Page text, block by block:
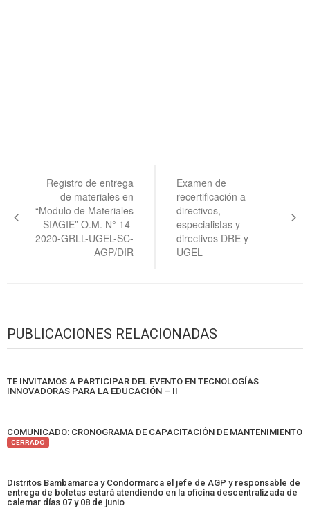
entradas
Registro de entrega
de materiales en
“Modulo de Materiales
SIAGIE” O.M. N° 14-
2020-GRLL-UGEL-SC-
AGP/DIR
Examen de
recertificación a
directivos,
especialistas y
directivos DRE y
UGEL
PUBLICACIONES RELACIONADAS
TE INVITAMOS A PARTICIPAR DEL EVENTO EN TECNOLOGÍAS
INNOVADORAS PARA LA EDUCACIÓN – II
COMUNICADO: CRONOGRAMA DE CAPACITACIÓN DE MANTENIMIENTO
CERRADO
Distritos Bambamarca y Condormarca el jefe de AGP y responsable de
entrega de boletas estará atendiendo en la oficina descentralizada de
calemar días 07 y 08 de junio